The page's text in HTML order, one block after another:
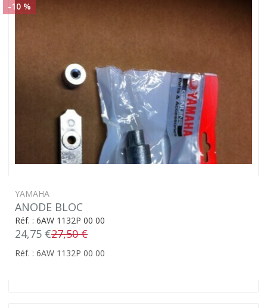
-10 %
YAMAHA
ANODE BLOC
Réf. : 6AW 1132P 00 00
24,75 €27,50 €
Réf. : 6AW 1132P 00 00